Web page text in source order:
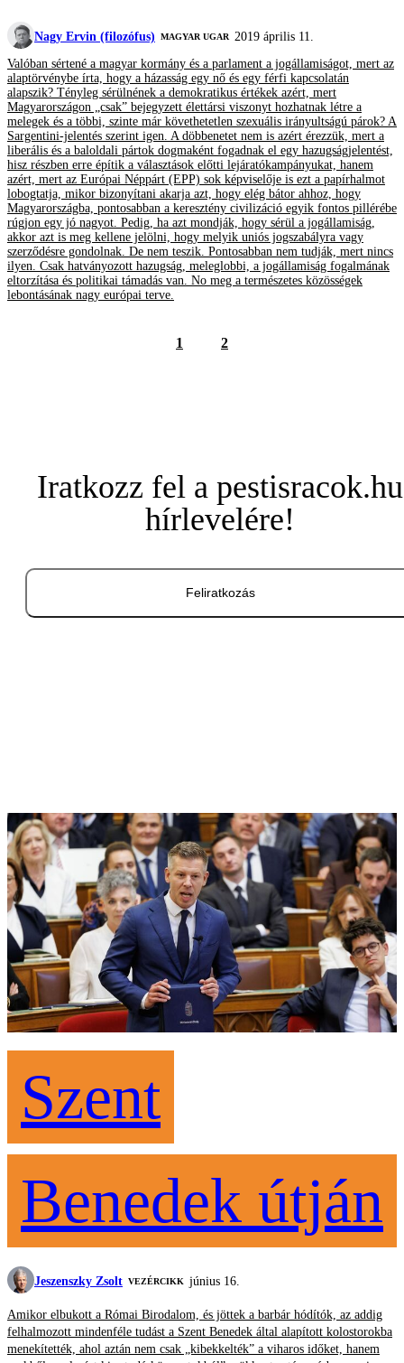
Nagy Ervin (filozófus) MAGYAR UGAR 2019 április 11.
Valóban sértené a magyar kormány és a parlament a jogállamiságot, mert az
alaptörvénybe írta, hogy a házasság egy nő és egy férfi kapcsolatán
alapszik? Tényleg sérülnének a demokratikus értékek azért, mert
Magyarországon „csak” bejegyzett élettársi viszonyt hozhatnak létre a
melegek és a többi, szinte már követhetetlen szexuális irányultságú párok? A
Sargentini-jelentés szerint igen. A döbbenetet nem is azért érezzük, mert a
liberális és a baloldali pártok dogmaként fogadnak el egy hazugságjelentést,
hisz részben erre építik a választások előtti lejáratókampányukat, hanem
azért, mert az Európai Néppárt (EPP) sok képviselője is ezt a papírhalmot
lobogtatja, mikor bizonyítani akarja azt, hogy elég bátor ahhoz, hogy
Magyarországba, pontosabban a keresztény civilizáció egyik fontos pillérébe
rúgjon egy jó nagyot. Pedig, ha azt mondják, hogy sérül a jogállamiság,
akkor azt is meg kellene jelölni, hogy melyik uniós jogszabályra vagy
szerződésre gondolnak. De nem teszik. Pontosabban nem tudják, mert nincs
ilyen. Csak hatványozott hazugság, meleglobbi, a jogállamiság fogalmának
eltorzítása és politikai támadás van. No meg a természetes közösségek
lebontásának nagy európai terve.
1 2
Iratkozz fel a pestisracok.hu
hírlevelére!
Feliratkozás
Szent
Benedek útján
Jeszenszky Zsolt VEZÉRCIKK június 16.
Amikor elbukott a Római Birodalom, és jöttek a barbár hódítók, az addig
felhalmozott mindenféle tudást a Szent Benedek által alapított kolostorokba
menekítették, ahol aztán nem csak „kibekkelték” a viharos időket, hanem